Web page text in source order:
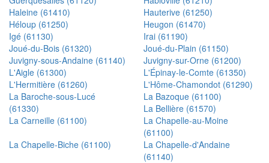
Haleine (61410)
Hauterive (61250)
Héloup (61250)
Heugon (61470)
Igé (61130)
Irai (61190)
Joué-du-Bois (61320)
Joué-du-Plain (61150)
Juvigny-sous-Andaine (61140)
Juvigny-sur-Orne (61200)
L'Aigle (61300)
L'Épinay-le-Comte (61350)
L'Hermitière (61260)
L'Hôme-Chamondot (61290)
La Baroche-sous-Lucé
(61330)
La Bazoque (61100)
La Bellière (61570)
La Carneille (61100)
La Chapelle-au-Moine
(61100)
La Chapelle-Biche (61100)
La Chapelle-d'Andaine
(61140)